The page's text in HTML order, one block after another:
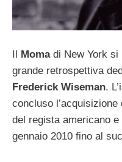
Il Momadi New York si
grande retrospettiva
Frederick Wiseman.
concluso
del regista americano
gennaio 2010 fino al